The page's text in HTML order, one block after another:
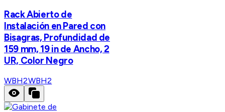
Rack Abierto de
Instalación en Pared con
Bisagras, Profundidad de
159 mm, 19 in de Ancho, 2
UR, Color Negro
WBH2WBH2